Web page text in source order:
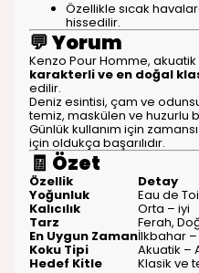
Özellikle sıcak
hissedilir.
💬Yorum
Kenzo Pour Homme,
karakterli ve en doğal
edilir.
Deniz esintisi, çam ve
temiz, maskülen ve huzurlu
Günlük kullanım için
için oldukça başarılıdır.
🧾 Özet
Özellik Detay
Yoğunluk Eau de
Kalıcılık Orta – iyi
Tarz Ferah,
En Uygun Zamanİlkbahar –
Koku Tipi Akuatik –
Hedef Kitle Klasik ve